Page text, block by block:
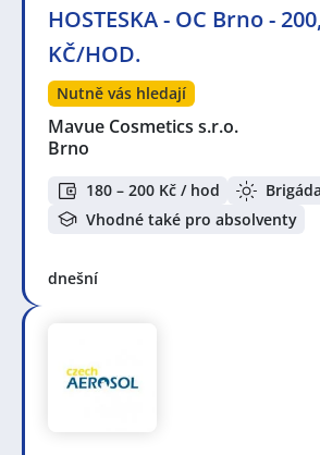
HOSTESKA - OC Brno -
KČ/HOD.
Nutně vás hledají
Mavue Cosmetics s.r.o.
Brno
180 – 200 Kč / hod
Brigáda
Vhodné také pro absolventy
dnešní